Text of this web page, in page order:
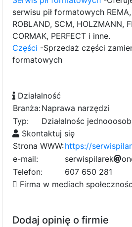
serwisu pił formatowych REMA,
ROBLAND, SCM, HOLZMANN,
CORMAK, PERFECT i inne.
Części -Sprzedaż części
formatowych
Działalność
Branża:Naprawa narzędzi
Typ:
Działalnośc
Skontaktuj się
Strona WWW:https://
e-mail:
sera
wispi6
b
3
l9
arek of
n
Telefon:
607 650 281
Firma w mediach
Dodaj opinię o firmie